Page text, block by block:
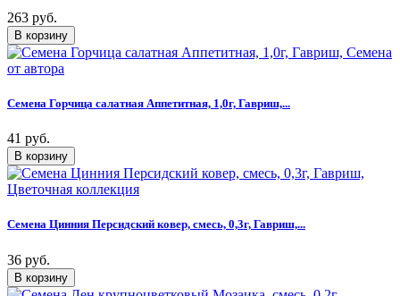
263 руб.
Семена Горчица салатная Аппетитная, 1,0г, Гавриш,...
41 руб.
Семена Цинния Персидский ковер, смесь, 0,3г, Гавриш,...
36 руб.